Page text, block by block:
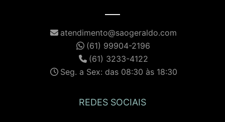
atendimento@saogeraldo.com
(61) 99904-2196
(61) 3233-4122
Seg. a Sex: das 08:30 às 18:30
REDES SOCIAIS